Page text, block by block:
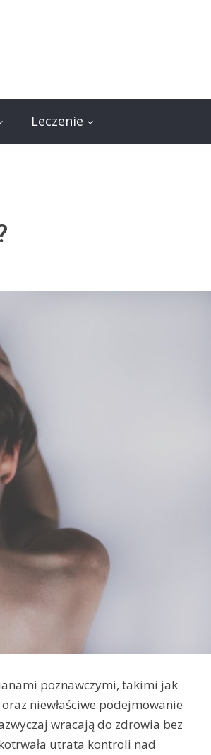
Leczenie
poznawczymi, takimi jak
niewłaściwe podejmowanie
wracają do zdrowia bez
utrata kontroli nad